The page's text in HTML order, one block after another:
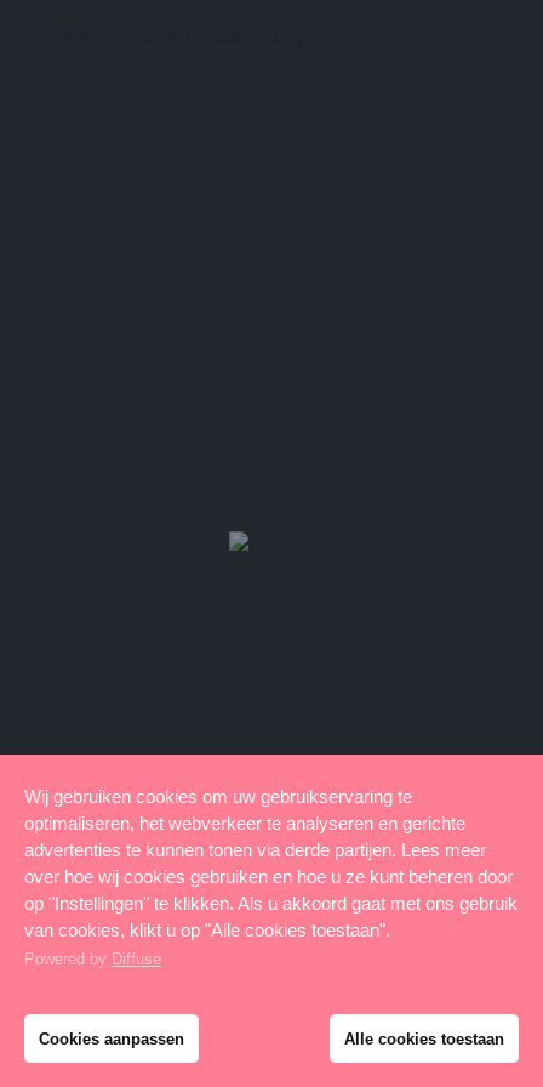
Wij gebruiken cookies om uw gebruikservaring te
optimaliseren, het webverkeer te analyseren en gerichte
advertenties te kunnen tonen via derde partijen. Lees meer
over hoe wij cookies gebruiken en hoe u ze kunt beheren door
op "Instellingen" te klikken. Als u akkoord gaat met ons gebruik
van cookies, klikt u op "Alle cookies toestaan".
Powered by Diffuse
Cookies aanpassen Alle cookies toestaan